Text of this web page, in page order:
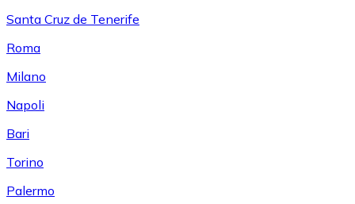
Santa Cruz de Tenerife
Roma
Milano
Napoli
Bari
Torino
Palermo